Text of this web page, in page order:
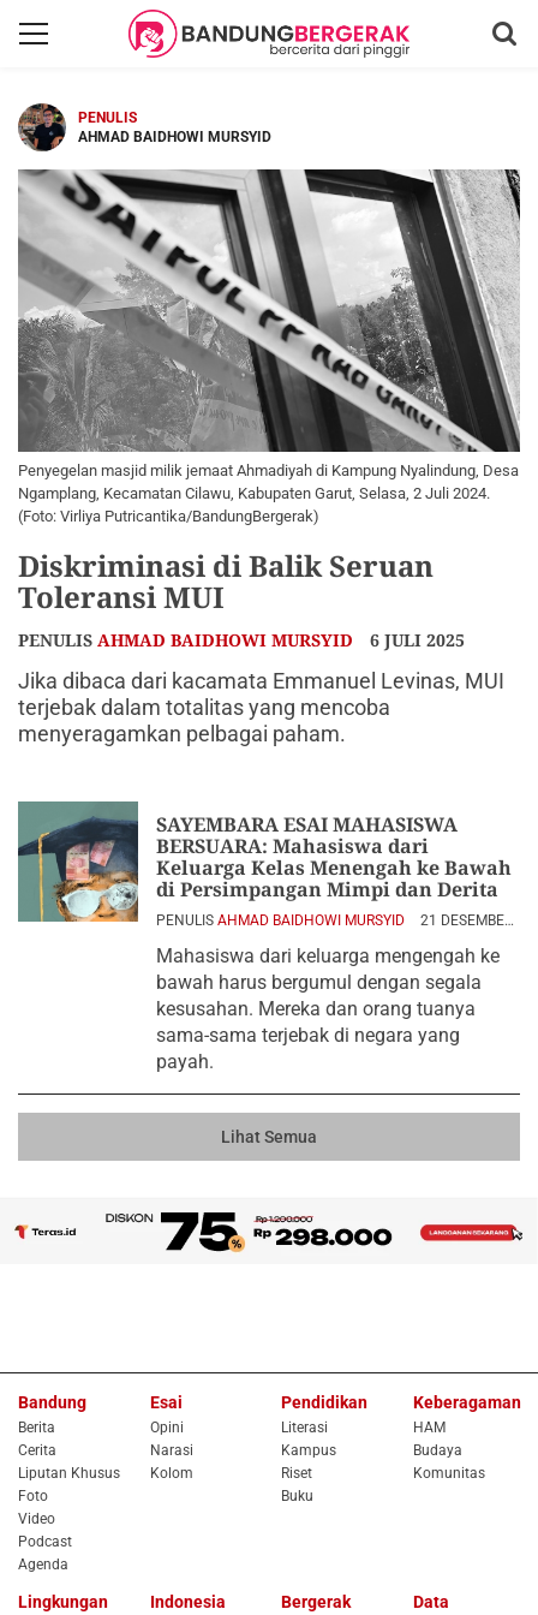
PENULIS
AHMAD BAIDHOWI MURSYID
Penyegelan masjid milik jemaat Ahmadiyah di Kampung Nyalindung, Desa
Ngamplang, Kecamatan Cilawu, Kabupaten Garut, Selasa, 2 Juli 2024.
(Foto: Virliya Putricantika/BandungBergerak)
Diskriminasi di Balik Seruan
Toleransi MUI
PENULIS AHMAD BAIDHOWI MURSYID 6 JULI 2025
Jika dibaca dari kacamata Emmanuel Levinas, MUI
terjebak dalam totalitas yang mencoba
menyeragamkan pelbagai paham.
SAYEMBARA ESAI MAHASISWA
BERSUARA: Mahasiswa dari
Keluarga Kelas Menengah ke Bawah
di Persimpangan Mimpi dan Derita
PENULIS AHMAD BAIDHOWI MURSYID
21 DESEMBER
Mahasiswa dari keluarga mengengah ke
bawah harus bergumul dengan segala
kesusahan. Mereka dan orang tuanya
sama-sama terjebak di negara yang
payah.
Lihat Semua
Bandung
Berita
Cerita
Liputan Khusus
Foto
Video
Podcast
Agenda
Esai
Opini
Narasi
Kolom
Pendidikan
Literasi
Kampus
Riset
Buku
Keberagaman
HAM
Budaya
Komunitas
Lingkungan
Indonesia Bergerak Data